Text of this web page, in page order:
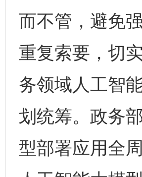
而不管，避免
重复索要，切
务领域人工智
划统筹。政务
型部署应用全